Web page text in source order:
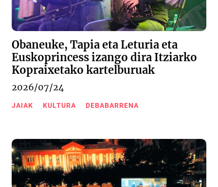
Obaneuke, Tapia eta Leturia eta
Euskoprincess izango dira Itziarko
Kopraixetako kartelburuak
2026/07/24
JAIAK KULTURA DEBABARRENA